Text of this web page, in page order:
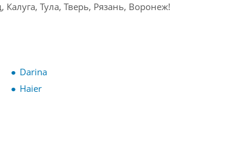
Тула, Тверь, Рязань, Воронеж!
Darina
Haier